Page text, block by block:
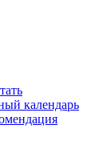
календарь